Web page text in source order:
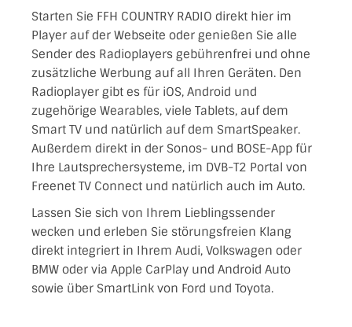
Starten Sie FFH COUNTRY RADIO direkt hier im
Player auf der Webseite oder genießen Sie alle
Sender des Radioplayers gebührenfrei und ohne
zusätzliche Werbung auf all Ihren Geräten. Den
Radioplayer gibt es für iOS, Android und
zugehörige Wearables, viele Tablets, auf dem
Smart TV und natürlich auf dem SmartSpeaker.
Außerdem direkt in der Sonos- und BOSE-App für
Ihre Lautsprechersysteme, im DVB-T2 Portal von
Freenet TV Connect und natürlich auch im Auto.
Lassen Sie sich von Ihrem Lieblingssender
wecken und erleben Sie störungsfreien Klang
direkt integriert in Ihrem Audi, Volkswagen oder
BMW oder via Apple CarPlay und Android Auto
sowie über SmartLink von Ford und Toyota.